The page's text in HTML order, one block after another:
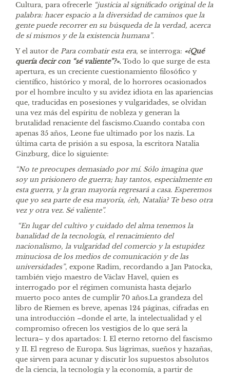
Cultura, para ofrecerle “justicia al significado original de la
palabra: hacer espacio a la diversidad de caminos que la
gente puede recorrer en su búsqueda de la verdad, acerca
de sí mismos y de la existencia humana”.
Y el autor de Para combatir esta era, se interroga: «¿Qué
quería decir con “sé valiente”?».Todo lo que surge de esta
apertura, es un creciente cuestionamiento filosófico y
científico, histórico y moral, de lo horrores ocasionados
por el hombre inculto y su avidez idiota en las apariencias
que, traducidas en posesiones y vulgaridades, se olvidan
una vez más del espíritu de nobleza y generan la
brutalidad renaciente del fascismo.Cuando contaba con
apenas 35 años, Leone fue ultimado por los nazis. La
última carta de prisión a su esposa, la escritora Natalia
Ginzburg, dice lo siguiente:
“No te preocupes demasiado por mí. Sólo imagina que
soy un prisionero de guerra; hay tantos, especialmente en
esta guerra, y la gran mayoría regresará a casa. Esperemos
que yo sea parte de esa mayoría, ¿eh, Natalia? Te beso otra
vez y otra vez. Sé valiente”.
“En lugar del cultivo y cuidado del alma tenemos la
banalidad de la tecnología, el renacimiento del
nacionalismo, la vulgaridad del comercio y la estupidez
minuciosa de los medios de comunicación y de las
universidades”, expone Radim, recordando a Jan Patocka,
también viejo maestro de Václav Havel, quien es
interrogado por el régimen comunista hasta dejarlo
muerto poco antes de cumplir 70 años.La grandeza del
libro de Riemen es breve, apenas 124 páginas, cifradas en
una introducción –donde el arte, la intelectualidad y el
compromiso ofrecen los vestigios de lo que será la
lectura– y dos apartados: I. El eterno retorno del fascismo
y II. El regreso de Europa. Sus lágrimas, sueños y hazañas,
que sirven para acunar y discutir los supuestos absolutos
de la ciencia, la tecnología y la economía, a partir de